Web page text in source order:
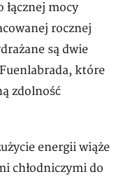
mocy
rocznej
są dwie
które
zdolność
energii wiąże
chłodniczymi do